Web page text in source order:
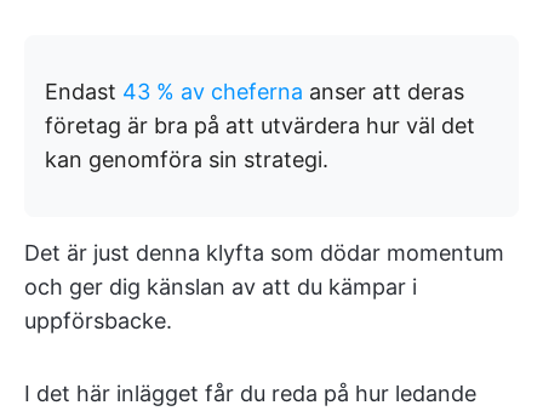
Endast 43 % av cheferna anser att deras
företag är bra på att utvärdera hur väl det
kan genomföra sin strategi.
Det är just denna klyfta som dödar momentum
och ger dig känslan av att du kämpar i
uppförsbacke.
I det här inlägget får du reda på hur ledande